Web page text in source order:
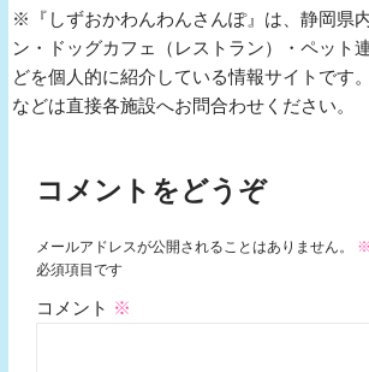
※『しずおかわんわんさんぽ』は、静岡県
ン・ドッグカフェ（レストラン）・ペット
どを個人的に紹介している情報サイトです
などは直接各施設へお問合わせください。
コメントをどうぞ
メールアドレスが公開されることはありません。 ※
必須項目です
コメント ※